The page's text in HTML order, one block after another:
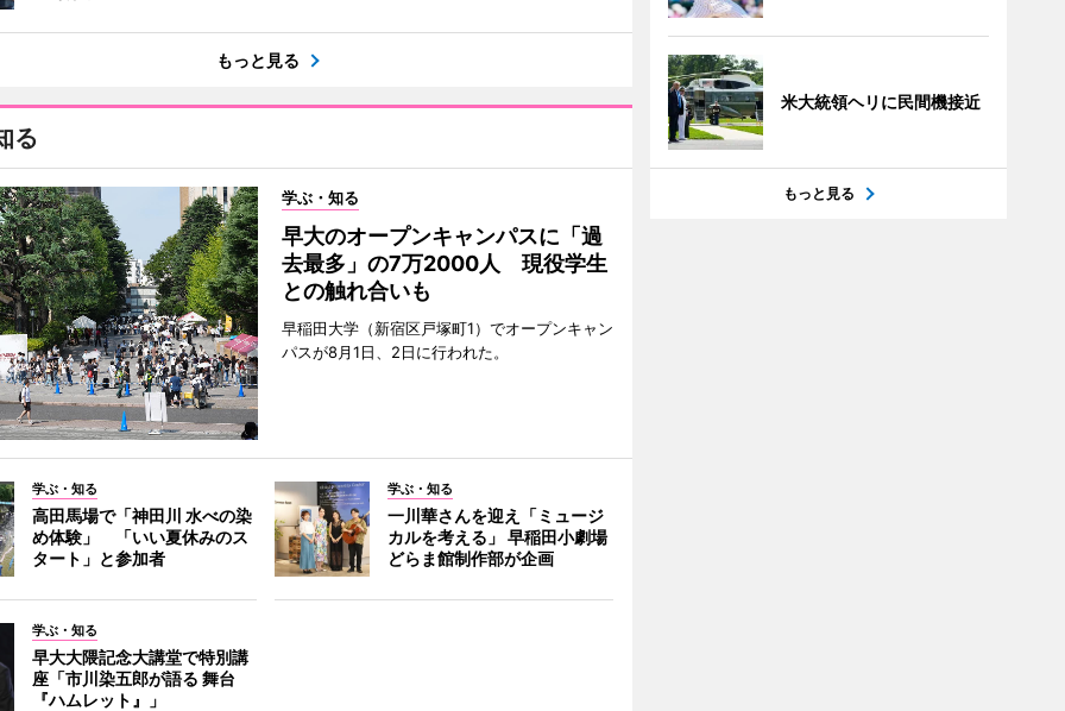
もっと見る
る
学ぶ・知る
早大のオープンキャンパスに「過
去最多」の7万2000人 現役学生
との触れ合いも
早稲田大学（新宿区戸塚町1）でオープンキャン
パスが8月1日、2日に行われた。
学ぶ・知る
高田馬場で「神田川 水べの染
め体験」 「いい夏休みのス
タート」と参加者
学ぶ・知る
一川華さんを迎え「ミュージ
カルを考える」 早稲田小劇場
どらま館制作部が企画
学ぶ・知る
早大大隈記念大講堂で特別講
座「市川染五郎が語る 舞台
『ハムレット』」
米大統領ヘリに民間機接近
もっと見る